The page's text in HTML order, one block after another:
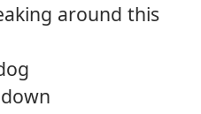
around this